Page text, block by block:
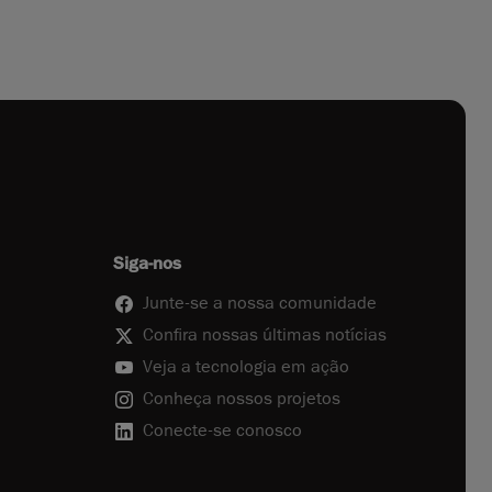
Siga-nos
Junte-se a nossa comunidade
Confira nossas últimas notícias
Veja a tecnologia em ação
Conheça nossos projetos
Conecte-se conosco